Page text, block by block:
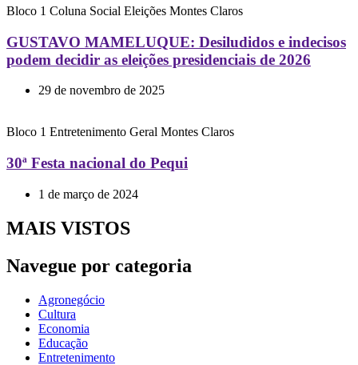
Bloco 1 Coluna Social Eleições Montes Claros
GUSTAVO MAMELUQUE: Desiludidos e indecisos
podem decidir as eleições presidenciais de 2026
29 de novembro de 2025
Bloco 1 Entretenimento Geral Montes Claros
30ª Festa nacional do Pequi
1 de março de 2024
MAIS VISTOS
Navegue por categoria
Agronegócio
Cultura
Economia
Educação
Entretenimento